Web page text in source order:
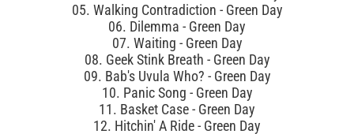
05. Walking Contradiction - Green Day
06. Dilemma - Green Day
07. Waiting - Green Day
08. Geek Stink Breath - Green Day
09. Bab's Uvula Who? - Green Day
10. Panic Song - Green Day
11. Basket Case - Green Day
12. Hitchin' A Ride - Green Day